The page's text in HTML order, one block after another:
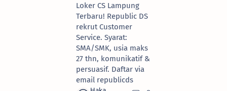
Loker CS Lampung
Terbaru! Republic DS
rekrut Customer
Service. Syarat:
SMA/SMK, usia maks
27 thn, komunikatif &
persuasif. Daftar via
email republicds